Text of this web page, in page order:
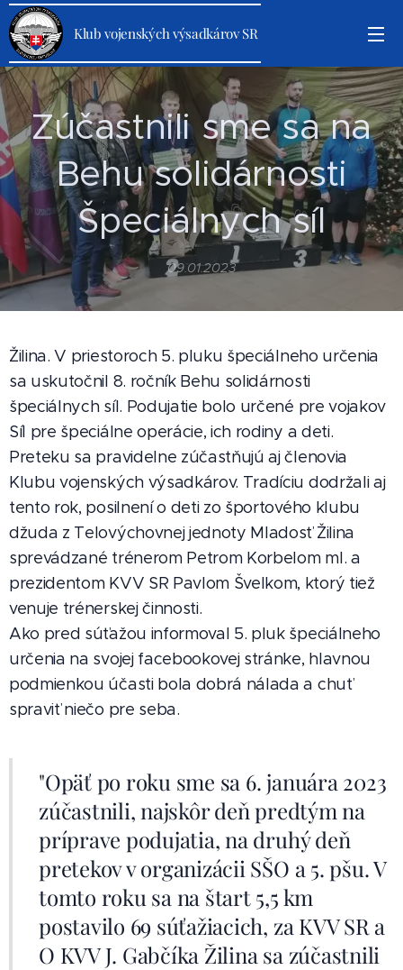
Klub vojenských výsadkárov SR
Zúčastnili sme sa na
Behu solidárnosti
Špeciálnych síl
09.01.2023
Žilina. V priestoroch 5. pluku špeciálneho určenia
sa uskutočnil 8. ročník Behu solidárnosti
špeciálnych síl. Podujatie bolo určené pre vojakov
Síl pre špeciálne operácie, ich rodiny a deti.
Preteku sa pravidelne zúčastňujú aj členovia
Klubu vojenských výsadkárov. Tradíciu dodržali aj
tento rok, posilnení o deti zo športového klubu
džuda z Telovýchovnej jednoty Mladosť Žilina
sprevádzané trénerom Petrom Korbelom ml. a
prezidentom KVV SR Pavlom Švelkom, ktorý tiež
venuje trénerskej činnosti.
Ako pred súťažou informoval 5. pluk špeciálneho
určenia na svojej facebookovej stránke, hlavnou
podmienkou účasti bola dobrá nálada a chuť
spraviť niečo pre seba.
"Opäť po roku sme sa 6. januára 2023
zúčastnili, najskôr deň predtým na
príprave podujatia, na druhý deň
pretekov v organizácii SŠO a 5. pšu. V
tomto roku sa na štart 5,5 km
postavilo 69 súťažiacich, za KVV SR a
O KVV J. Gabčíka Žilina sa zúčastnili